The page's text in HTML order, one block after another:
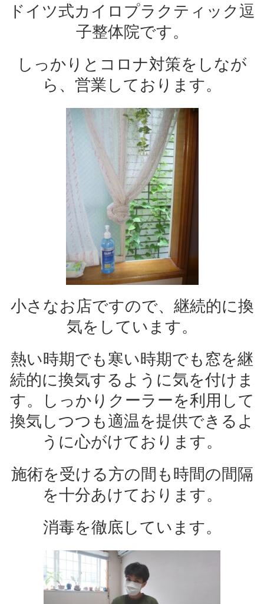
ドイツ式カイロプラクティック逗
子整体院です。
しっかりとコロナ対策をしなが
ら、営業しております。
小さなお店ですので、継続的に換
気をしています。
熱い時期でも寒い時期でも窓を継
続的に換気するように気を付けま
す。しっかりクーラーを利用して
換気しつつも適温を提供できるよ
うに心がけております。
施術を受ける方の間も時間の間隔
を十分あけております。
消毒を徹底しています。